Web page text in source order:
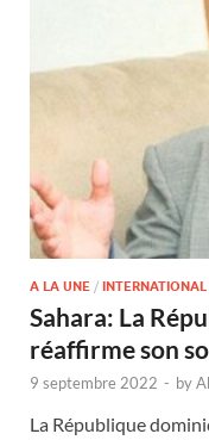
A LA UNE / INTERNATIONAL
Sahara: La
réaffirme son
9 septembre 2022 - by
La République